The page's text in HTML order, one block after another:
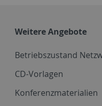
Weitere Angebote
Betriebszustand
CD-Vorlagen
Konferenzmaterialien